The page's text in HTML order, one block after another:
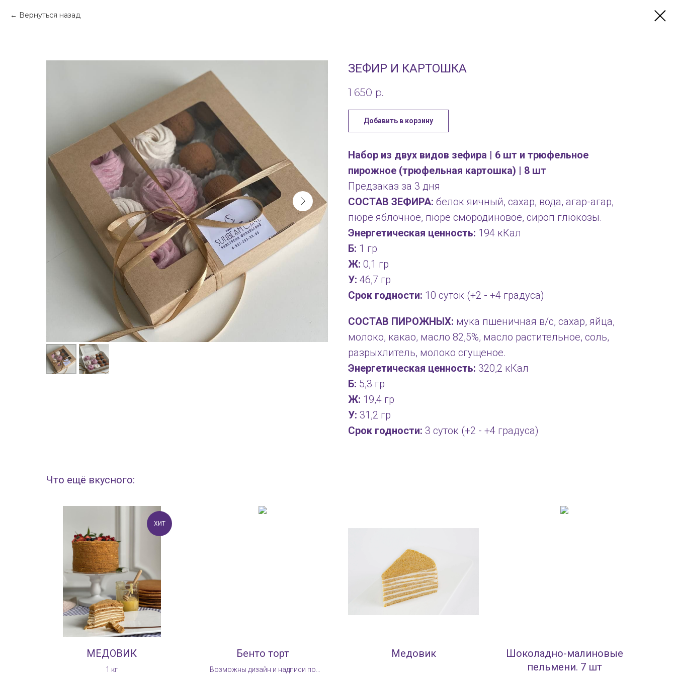
Вернуться назад
ЗЕФИР И КАРТОШКА
1 650 р.
Добавить в корзину
Набор из двух видов зефира | 6 шт и трюфельное
пирожное (трюфельная картошка) | 8 шт
Предзаказ за 3 дня
СОСТАВ ЗЕФИРА: белок яичный, сахар, вода, агар-агар,
пюре яблочное, пюре смородиновое, сироп глюкозы.
Энергетическая ценность: 194 кКал
Б: 1 гр
Ж: 0,1 гр
У: 46,7 гр
Срок годности: 10 суток (+2 - +4 градуса)
СОСТАВ ПИРОЖНЫХ: мука пшеничная в/с, сахар, яйца,
молоко, какао, масло 82,5%, масло растительное, соль,
разрыхлитель, молоко сгущеное.
Энергетическая ценность: 320,2 кКал
Б: 5,3 гр
Ж: 19,4 гр
У: 31,2 гр
Срок годности: 3 суток (+2 - +4 градуса)
Что ещё вкусного:
ХИТ
МЕДОВИК
1 кг
Бенто торт
Возможны дизайн и надписи по
Медовик
Шоколадно-малиновые
пельмени. 7 шт